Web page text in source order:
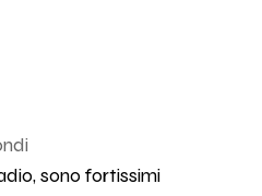
sono fortissimi